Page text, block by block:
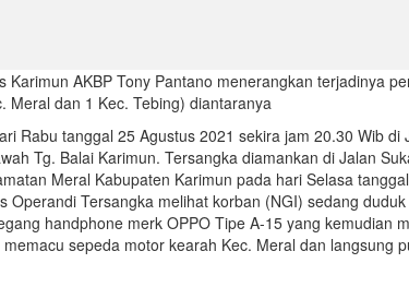
Karimun AKBP Tony Pantano menerangkan terjadinya
Meral dan 1 Kec. Tebing) diantaranya
Rabu tanggal 25 Agustus 2021 sekira jam 20.30 Wib di
Tg. Balai Karimun. Tersangka diamankan di Jalan
Meral Kabupaten Karimun pada hari Selasa
Operandi Tersangka melihat korban (NGI) sedang
handphone merk OPPO Tipe A-15 yang kemudian
sepeda motor kearah Kec. Meral dan langsung